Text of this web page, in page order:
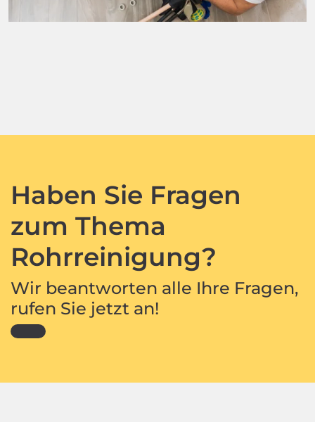
Haben Sie Fragen
zum Thema
Rohrreinigung?
Wir beantworten alle Ihre Fragen,
rufen Sie jetzt an!